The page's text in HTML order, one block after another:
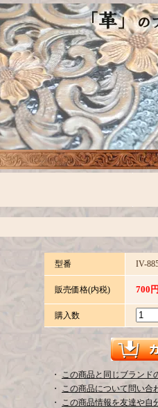
型番 IV-
販売価格(内税) 700円
購入数
・ この商品と同じブランド
・ この商品について問い合
・ この商品情報を友達や自